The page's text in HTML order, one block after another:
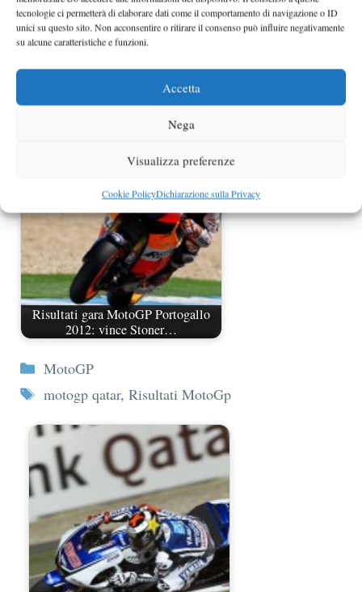
tecnologie ci permetterà di elaborare dati come il comportamento di navigazione o ID
unici su questo sito. Non acconsentire o ritirare il consenso può influire negativamente
su alcune caratteristiche e funzioni.
Accetta
Nega
Visualizza preferenze
Cookie PolicyDichiarazione sulla Privacy
MotoGp Qatar 2011: vince Stoner
Risultati gara MotoGP Portogallo
2012: vince Stoner…
Categorie
MotoGP
Tag
motogp qatar, Risultati MotoGp